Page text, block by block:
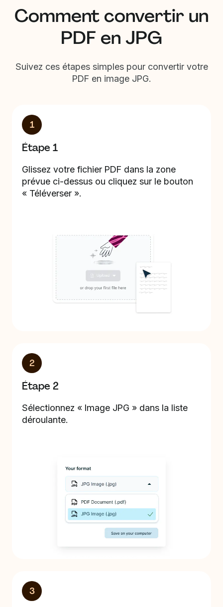
Comment convertir un
PDF en JPG
Suivez ces étapes simples pour convertir votre
PDF en image JPG.
1
Étape 1
Glissez votre fichier PDF dans la zone
prévue ci-dessus ou cliquez sur le bouton
« Téléverser ».
2
Étape 2
Sélectionnez « Image JPG » dans la liste
déroulante.
3